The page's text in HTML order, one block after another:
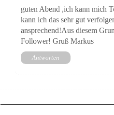
guten Abend ,ich kann mich
kann ich das sehr gut
ansprechend!Aus diesem
Follower! Gruß Markus
Antworten